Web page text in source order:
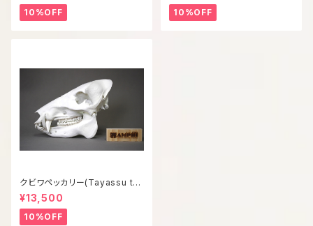
10%OFF 10%OFF
クビワペッカリー(Tayassu taj
acui) 等倍頭骨模型
¥13,500
10%OFF